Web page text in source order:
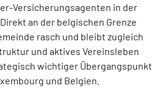
Versicherungsagenten in der
an der belgischen Grenze
rasch und bleibt zugleich
und aktives Vereinsleben
wichtiger Übergangspunkt
und Belgien.